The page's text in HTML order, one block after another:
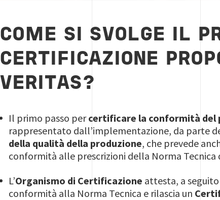
COME SI SVOLGE IL
CERTIFICAZIONE
VERITAS?
Il primo passo percertificare la conformità
rappresentato dall’implementazione, da parte
della qualità della produzione, che prevede
conformità alle prescrizioni della Norma
L’Organismo di Certificazione attesta, a
conformità alla Norma Tecnica e rilascia un